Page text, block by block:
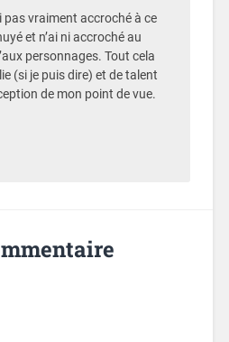
pas vraiment accroché à ce
et n’ai ni accroché au
personnages. Tout cela
(si je puis dire) et de talent
de mon point de vue.